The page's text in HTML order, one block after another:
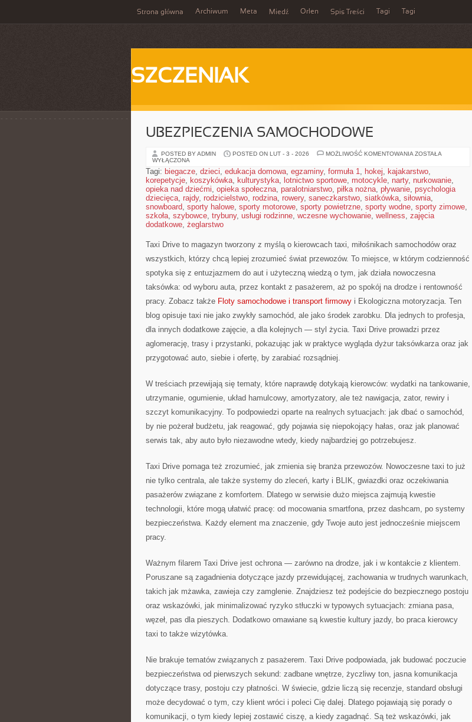
Strona główna Archiwum Meta Miedź Orlen Spis Treści Tagi Tagi
SZCZENIAK
UBEZPIECZENIA SAMOCHODOWE
POSTED BY ADMIN POSTED ON LUT - 3 - 2026 MOŻLIWOŚĆ KOMENTOWANIA UBEZPIECZENIA
ZOSTAŁA
WYŁĄCZONA
Tagi: biegacze, dzieci, edukacja domowa, egzaminy, formuła 1, hokej, kajakarstwo,
korepetycje, koszykówka, kulturystyka, lotnictwo sportowe, motocykle, narty, nurkowanie,
opieka nad dziećmi, opieka społeczna, paralotniarstwo, piłka nożna, pływanie, psychologia
dziecięca, rajdy, rodzicielstwo, rodzina, rowery, saneczkarstwo, siatkówka, siłownia,
snowboard, sporty halowe, sporty motorowe, sporty powietrzne, sporty wodne, sporty zimowe,
szkoła, szybowce, trybuny, usługi rodzinne, wczesne wychowanie, wellness, zajęcia
dodatkowe, żeglarstwo
Taxi Drive to magazyn tworzony z myślą o kierowcach taxi, miłośnikach samochodów oraz
wszystkich, którzy chcą lepiej zrozumieć świat przewozów. To miejsce, w którym codzienność
spotyka się z entuzjazmem do aut i użyteczną wiedzą o tym, jak działa nowoczesna
taksówka: od wyboru auta, przez kontakt z pasażerem, aż po spokój na drodze i rentowność
pracy. Zobacz także Floty samochodowe i transport firmowy i Ekologiczna motoryzacja. Ten
blog opisuje taxi nie jako zwykły samochód, ale jako środek zarobku. Dla jednych to profesja,
dla innych dodatkowe zajęcie, a dla kolejnych — styl życia. Taxi Drive prowadzi przez
aglomerację, trasy i przystanki, pokazując jak w praktyce wygląda dyżur taksówkarza oraz jak
przygotować auto, siebie i ofertę, by zarabiać rozsądniej.
W treściach przewijają się tematy, które naprawdę dotykają kierowców: wydatki na tankowanie,
utrzymanie, ogumienie, układ hamulcowy, amortyzatory, ale też nawigacja, zator, rewiry i
szczyt komunikacyjny. To podpowiedzi oparte na realnych sytuacjach: jak dbać o samochód,
by nie pożerał budżetu, jak reagować, gdy pojawia się niepokojący hałas, oraz jak planować
serwis tak, aby auto było niezawodne wtedy, kiedy najbardziej go potrzebujesz.
Taxi Drive pomaga też zrozumieć, jak zmienia się branża przewozów. Nowoczesne taxi to już
nie tylko centrala, ale także systemy do zleceń, karty i BLIK, gwiazdki oraz oczekiwania
pasażerów związane z komfortem. Dlatego w serwisie dużo miejsca zajmują kwestie
technologii, które mogą ułatwić pracę: od mocowania smartfona, przez dashcam, po systemy
bezpieczeństwa. Każdy element ma znaczenie, gdy Twoje auto jest jednocześnie miejscem
pracy.
Ważnym filarem Taxi Drive jest ochrona — zarówno na drodze, jak i w kontakcie z klientem.
Poruszane są zagadnienia dotyczące jazdy przewidującej, zachowania w trudnych warunkach,
takich jak mżawka, zawieja czy zamglenie. Znajdziesz też podejście do bezpiecznego postoju
oraz wskazówki, jak minimalizować ryzyko stłuczki w typowych sytuacjach: zmiana pasa,
węzeł, pas dla pieszych. Dodatkowo omawiane są kwestie kultury jazdy, bo praca kierowcy
taxi to także wizytówka.
Nie brakuje tematów związanych z pasażerem. Taxi Drive podpowiada, jak budować poczucie
bezpieczeństwa od pierwszych sekund: zadbane wnętrze, życzliwy ton, jasna komunikacja
dotyczące trasy, postoju czy płatności. W świecie, gdzie liczą się recenzje, standard obsługi
może decydować o tym, czy klient wróci i poleci Cię dalej. Dlatego pojawiają się porady o
komunikacji, o tym kiedy lepiej zostawić ciszę, a kiedy zagadnąć. Są też wskazówki, jak